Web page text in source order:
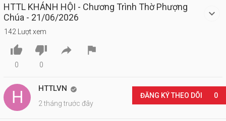
HTTL KHÁNH HỘI - Chương Trình Thờ Phượng
Chúa - 21/06/2026
142 Lượt xem

0

0
 
HTTLVN 
2 tháng trước đây
ĐĂNG KÝ THEO DÕI 0